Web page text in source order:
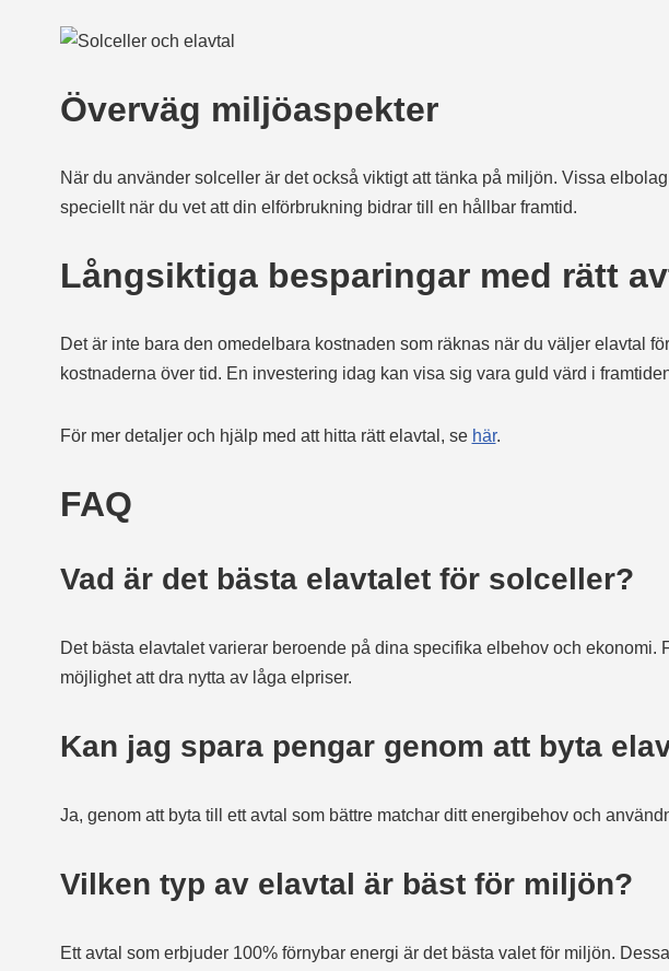
Överväg miljöaspekter
När du använder solceller är det också viktigt att tänka på miljön. Vissa
speciellt när du vet att din elförbrukning bidrar till en hållbar framtid.
Långsiktiga besparingar med rätt
Det är inte bara den omedelbara kostnaden som räknas när du väljer elavtal
kostnaderna över tid. En investering idag kan visa sig vara guld värd i
För mer detaljer och hjälp med att hitta rätt elavtal, se här.
FAQ
Vad är det bästa elavtalet för solceller?
Det bästa elavtalet varierar beroende på dina specifika elbehov och
möjlighet att dra nytta av låga elpriser.
Kan jag spara pengar genom att byta
Ja, genom att byta till ett avtal som bättre matchar ditt energibehov och
Vilken typ av elavtal är bäst för miljön?
Ett avtal som erbjuder 100% förnybar energi är det bästa valet för miljön.